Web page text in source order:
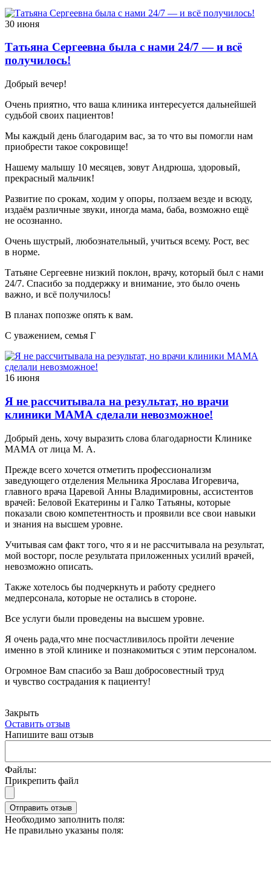
30 июня
Татьяна Сергеевна была с нами 24/7 — и всё
получилось!
Добрый вечер!
Очень приятно, что ваша клиника интересуется дальнейшей
судьбой своих пациентов!
Мы каждый день благодарим вас, за то что вы помогли нам
приобрести такое сокровище!
Нашему малышу 10 месяцев, зовут Андрюша, здоровый,
прекрасный мальчик!
Развитие по срокам, ходим у опоры, ползаем везде и всюду,
издаём различные звуки, иногда мама, баба, возможно ещё
не осознанно.
Очень шустрый, любознательный, учиться всему. Рост, вес
в норме.
Татьяне Сергеевне низкий поклон, врачу, который был с нами
24/7. Спасибо за поддержку и внимание, это было очень
важно, и всё получилось!
В планах попозже опять к вам.
С уважением, семья Г
16 июня
Я не рассчитывала на результат, но врачи
клиники МАМА сделали невозможное!
Добрый день, хочу выразить слова благодарности Клинике
МАМА от лица М. А.
Прежде всего хочется отметить профессионализм
заведующего отделения Мельника Ярослава Игоревича,
главного врача Царевой Анны Владимировны, ассистентов
врачей: Беловой Екатерины и Галко Татьяны, которые
показали свою компетентность и проявили все свои навыки
и знания на высшем уровне.
Учитывая сам факт того, что я и не рассчитывала на результат,
мой восторг, после результата приложенных усилий врачей,
невозможно описать.
Также хотелось бы подчеркнуть и работу среднего
медперсонала, которые не остались в стороне.
Все услуги были проведены на высшем уровне.
Я очень рада,что мне посчастливилось пройти лечение
именно в этой клинике и познакомиться с этим персоналом.
Огромное Вам спасибо за Ваш добросовестный труд
и чувство сострадания к пациенту!
Закрыть
Оставить отзыв
Напишите ваш отзыв
Файлы:
Прикрепить файл
Отправить отзыв
Необходимо заполнить поля:
Не правильно указаны поля: